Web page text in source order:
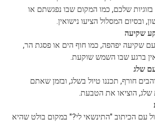
שלכם, כמו המקום שבו נפגשתם או
ובסיום המסלול הציעו נישואין.
שקיעה
שקיעה יפהפה, כמו חוף הים או פסגת הר,
ברגע שבו השמש שוקעת.
שלג
חורף, תכננו טיול בשלג, ובזמן שאתם
שלג, הוציאו את הטבעת.
עם הכיתוב "התינשאי לי?" במקום בולט שהיא